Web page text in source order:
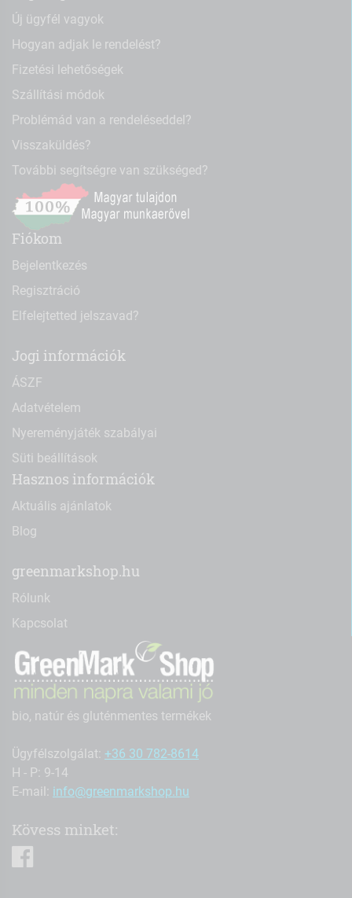
Új ügyfél vagyok
Hogyan adjak le rendelést?
Fizetési lehetőségek
Szállítási módok
Problémád van a rendeléseddel?
Visszaküldés?
További segítségre van szükséged?
Fiókom
Bejelentkezés
Regisztráció
Elfelejtetted jelszavad?
Jogi információk
ÁSZF
Adatvételem
Nyereményjáték szabályai
Süti beállítások
Hasznos információk
Aktuális ajánlatok
Blog
greenmarkshop.hu
Rólunk
Kapcsolat
bio, natúr és gluténmentes termékek
Ügyfélszolgálat: +36 30 782-8614
H - P: 9-14
E-mail: info@greenmarkshop.hu
Kövess minket: